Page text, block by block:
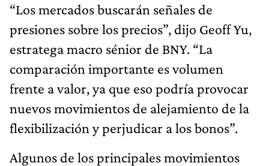
“Los mercados buscarán señales de
presiones sobre los precios”, dijo Geoff Yu,
estratega macro sénior de BNY. “La
comparación importante es volumen
frente a valor, ya que eso podría provocar
nuevos movimientos de alejamiento de la
flexibilización y perjudicar a los bonos”.
Algunos de los principales movimientos